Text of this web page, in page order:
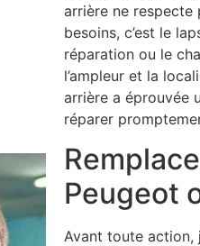
arrière ne respecte
besoins, c’est le
réparation ou le
l’ampleur et la
arrière a éprouvée
réparer
Peugeot
Avant toute action,